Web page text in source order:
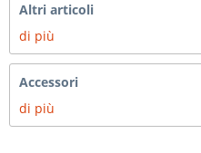
Altri articoli
di più
Accessori
di più